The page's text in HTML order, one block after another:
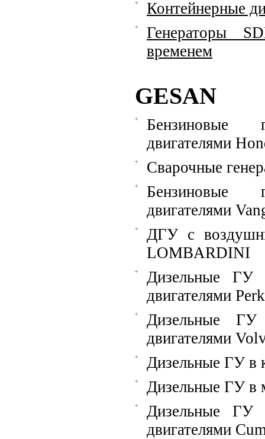
Контейнерные
Генераторы
временем
GESAN
Бензиновые
двигателями
Сварочные
Бензиновые
двигателями
ДГУ с
LOMBARDINI
Дизельные ГУ
двигателями
Дизельные ГУ
двигателями
Дизельные ГУ в
Дизельные ГУ в
Дизельные ГУ
двигателями